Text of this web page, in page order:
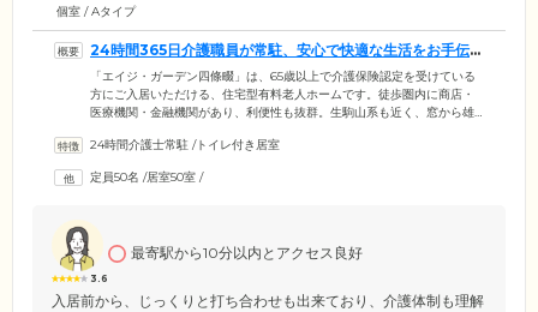
個室 / Aタイプ
24時間365日介護職員が常駐、安心で快適な生活をお手伝い
します
「エイジ・ガーデン四條畷」は、65歳以上で介護保険認定を受けている
方にご入居いただける、住宅型有料老人ホームです。徒歩圏内に商店・
医療機関・金融機関があり、利便性も抜群。生駒山系も近く、窓から雄
おり、みなさまの安心で快適な生活をお手伝い。介護保険サービスは、
ビスをご利用いただけます。運営元の株式会社エイジケアでは、ケアプ
24時間介護士常駐 /トイレ付き居室
定員50名 /居室50室 /
3.6
最寄駅から10分以内とアクセス良好
入居前から、じっくりと打ち合わせも出来ており、介護体制も理解